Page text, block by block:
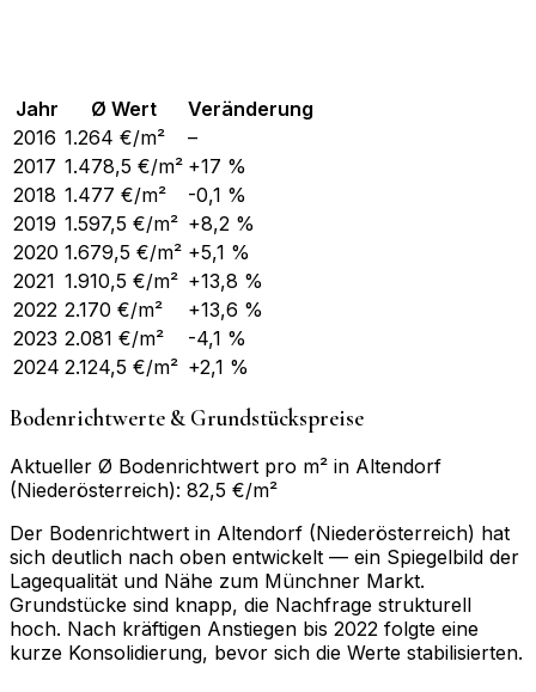
Jahr Ø Wert
Veränderung
2016 1.264 €/m²
–
2017 1.478,5 €/m² +17 %
2018 1.477 €/m²
-0,1 %
2019 1.597,5 €/m² +8,2 %
2020 1.679,5 €/m² +5,1 %
2021 1.910,5 €/m² +13,8 %
2022 2.170 €/m²
+13,6 %
2023 2.081 €/m²
-4,1 %
2024 2.124,5 €/m² +2,1 %
Bodenrichtwerte & Grundstückspreise
Aktueller Ø Bodenrichtwert pro m² in Altendorf
(Niederösterreich): 82,5 €/m²
Der Bodenrichtwert in Altendorf (Niederösterreich) hat
sich deutlich nach oben entwickelt — ein Spiegelbild der
Lagequalität und Nähe zum Münchner Markt.
Grundstücke sind knapp, die Nachfrage strukturell
hoch. Nach kräftigen Anstiegen bis 2022 folgte eine
kurze Konsolidierung, bevor sich die Werte stabilisierten.